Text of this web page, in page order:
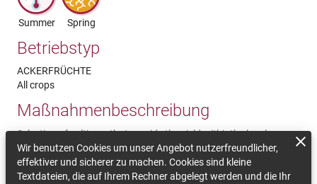
Summer Spring
Betriebstyp
ACKERFRÜCHTE
All crops
Maßnahmenbeschreibung
Selection of cultivars that provide the yield withinthe local
variation of conditions
Kommentar zur Nachhaltigkeit
Wir benutzen Cookies um unser Angebot nutzerfreundlicher,
effektiver und sicherer zu machen. Cookies sind kleine
Textdateien, die auf Ihrem Rechner abgelegt werden und die Ihr